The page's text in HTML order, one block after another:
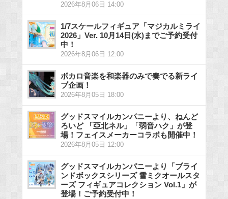
2026年8月06日 14:00
1/7スケールフィギュア「マジカルミライ
2026」Ver. 10月14日(水)までご予約受付
中！
2026年8月06日 12:00
ボカロ音楽を和楽器のみで奏でる新ライ
ブ企画！
2026年8月05日 18:00
グッドスマイルカンパニーより、ねんど
ろいど 「亞北ネル」「弱音ハク」が登
場！フェイスメーカーコラボも開催中！
2026年8月05日 12:00
グッドスマイルカンパニーより「ブライ
ンドボックスシリーズ 雪ミクオールスタ
ーズ フィギュアコレクション Vol.1」が
登場！ご予約受付中！